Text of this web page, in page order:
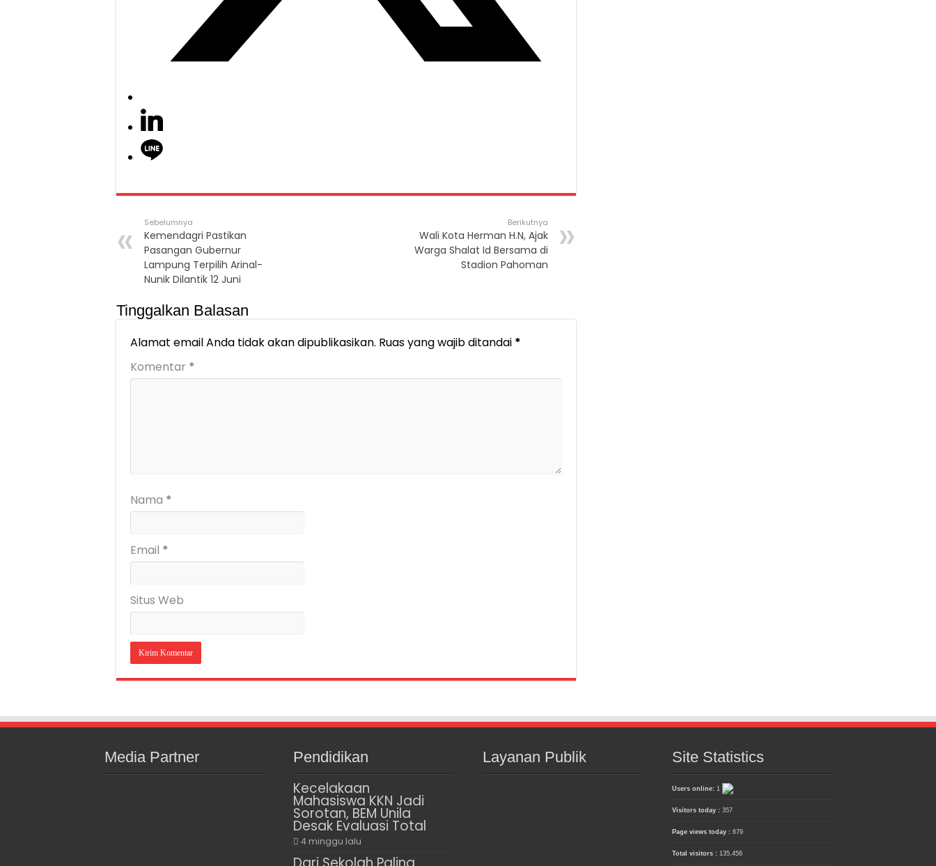
Sebelumnya
Kemendagri Pastikan
Pasangan Gubernur
Lampung Terpilih Arinal-
Nunik Dilantik 12 Juni
Berikutnya
Wali Kota Herman H.N, Ajak
Warga Shalat Id Bersama di
Stadion Pahoman
Tinggalkan Balasan
Alamat email Anda tidak akan dipublikasikan. Ruas yang wajib ditandai *
Komentar *
Nama *
Email *
Situs Web
Media Partner Pendidikan
Kecelakaan
Mahasiswa KKN Jadi
Sorotan, BEM Unila
Desak Evaluasi Total
4 minggu lalu
Layanan Publik Site Statistics
Users online: 1
Visitors today : 357
Page views today : 679
Total visitors : 135,456